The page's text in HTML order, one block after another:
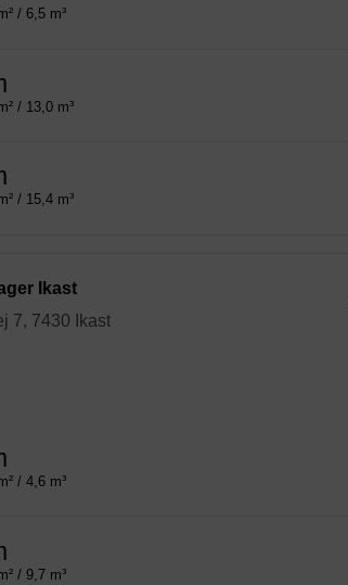
/ 6,5 m³
/ 13,0 m³
/ 15,4 m³
Ikast
7, 7430 Ikast
/ 4,6 m³
/ 9,7 m³